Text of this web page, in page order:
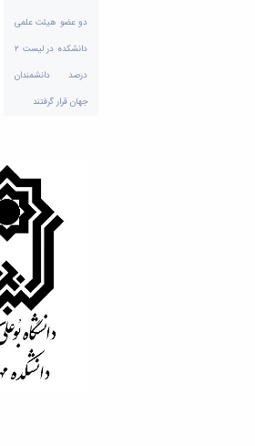
دو عضو هیئت علمی
دانشکده در لیست ۲
درصد دانشمندان
جهان قرار گرفتند